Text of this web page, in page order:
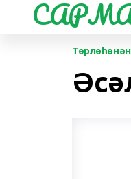
Төрлөһөнән